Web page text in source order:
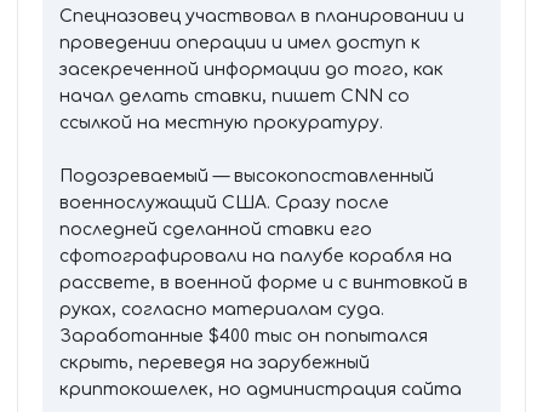
Спецназовец участвовал в планировании и
проведении операции и имел доступ к
засекреченной информации до того, как
начал делать ставки, пишет CNN со
ссылкой на местную прокуратуру.
Подозреваемый — высокопоставленный
военнослужащий США. Сразу после
последней сделанной ставки его
сфотографировали на палубе корабля на
рассвете, в военной форме и с винтовкой в
руках, согласно материалам суда.
Заработанные $400 тыс он попытался
скрыть, переведя на зарубежный
криптокошелек, но администрация сайта